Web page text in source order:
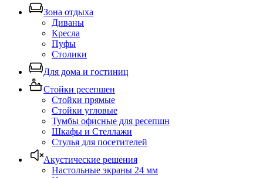
Зона отдыха
Диваны
Кресла
Пуфы
Столики
Для дома и гостиниц
Стойки ресепшен
Стойки прямые
Стойки угловые
Тумбы офисные для ресепшн
Шкафы и Стеллажи
Стулья для посетителей
Акустические решения
Настольные экраны 24 мм